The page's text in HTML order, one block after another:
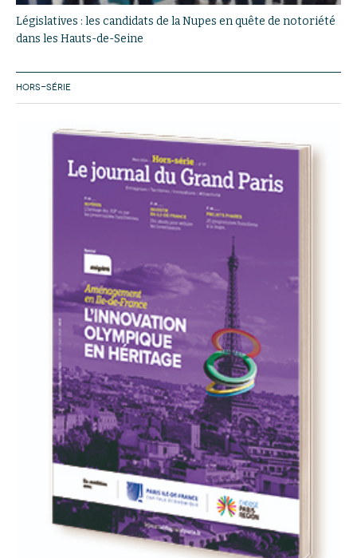
Législatives : les candidats de la Nupes en quête de notoriété
dans les Hauts-de-Seine
HORS-SÉRIE